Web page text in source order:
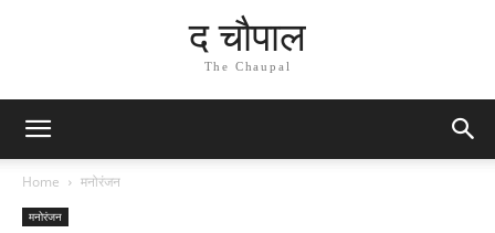
द चौपाल
The Chaupal
Home मनोरंजन
मनोरंजन